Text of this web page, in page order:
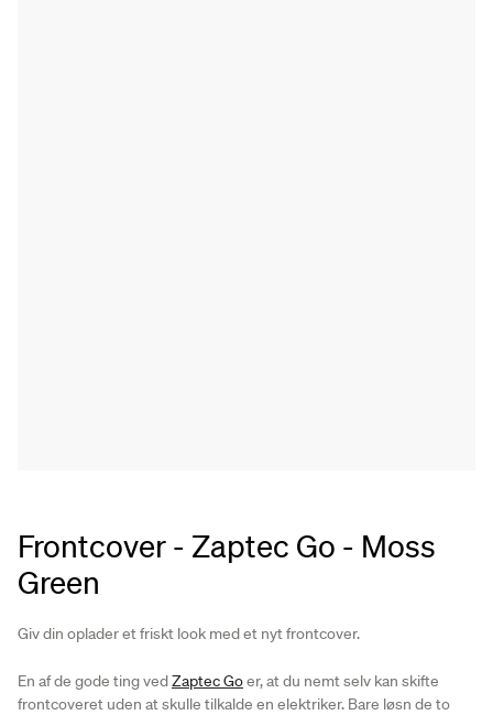
Frontcover - Zaptec Go - Moss
Green
Giv din oplader et friskt look med et nyt frontcover.
En af de gode ting vedZaptec Goer, at du nemt selv kan skifte
frontcoveret uden at skulle tilkalde en elektriker. Bare løsn de to